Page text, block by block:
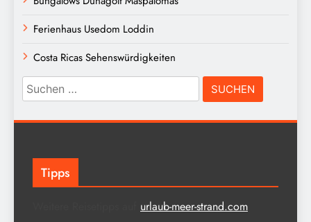
Ferienhaus Usedom Loddin
Costa Ricas Sehenswürdigkeiten
Suchen
nach:
Tipps
urlaub-meer-strand.com